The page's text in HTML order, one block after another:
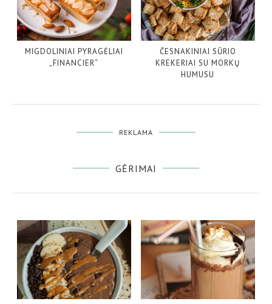
MIGDOLINIAI PYRAGĖLIAI
„FINANCIER“
ČESNAKINIAI SŪRIO
KREKERIAI SU MORKŲ
HUMUSU
REKLAMA
GĖRIMAI